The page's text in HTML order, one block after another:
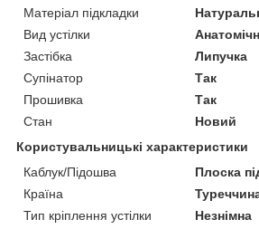
Матеріал підкладки
Вид устілки
Застібка
Липучка
Супінатор
Так
Прошивка
Так
Стан
Новий
Користувальницькі характеристики
Каблук/Підошва
Плоска
Країна
Тип кріплення устілки
Незнімна